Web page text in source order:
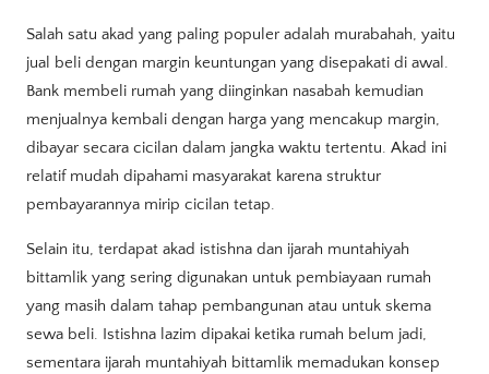
Salah satu akad yang paling populer adalah murabahah, yaitu
jual beli dengan margin keuntungan yang disepakati di awal.
Bank membeli rumah yang diinginkan nasabah kemudian
menjualnya kembali dengan harga yang mencakup margin,
dibayar secara cicilan dalam jangka waktu tertentu. Akad ini
relatif mudah dipahami masyarakat karena struktur
pembayarannya mirip cicilan tetap.
Selain itu, terdapat akad istishna dan ijarah muntahiyah
bittamlik yang sering digunakan untuk pembiayaan rumah
yang masih dalam tahap pembangunan atau untuk skema
sewa beli. Istishna lazim dipakai ketika rumah belum jadi,
sementara ijarah muntahiyah bittamlik memadukan konsep